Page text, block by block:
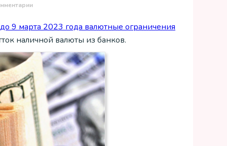
9 марта 2023 года валютные ограничения
наличной валюты из банков.